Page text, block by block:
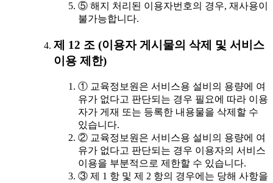
⑤ 해지 처리된 이용자번호의 경우, 재사용이
불가능합니다.
제 12 조 (이용자 게시물의 삭제 및 서비스
이용 제한)
① 교육정보원은 서비스용 설비의 용량에 여
유가 없다고 판단되는 경우 필요에 따라 이용
자가 게재 또는 등록한 내용물을 삭제할 수
있습니다.
② 교육정보원은 서비스용 설비의 용량에 여
유가 없다고 판단되는 경우 이용자의 서비스
이용을 부분적으로 제한할 수 있습니다.
③ 제 1 항 및 제 2 항의 경우에는 당해 사항을